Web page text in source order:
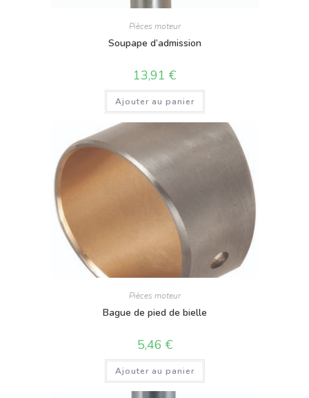
Pièces moteur
Soupape d’admission
13,91 €
Ajouter au panier
Pièces moteur
Bague de pied de bielle
5,46 €
Ajouter au panier